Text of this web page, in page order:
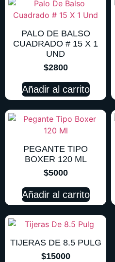
PALO DE BALSO
CUADRADO # 15 X 1
UND
$2800
Añadir al carrito
PEGANTE TIPO
BOXER 120 ML
$5000
Añadir al carrito
TIJERAS DE 8.5 PULG
$15000